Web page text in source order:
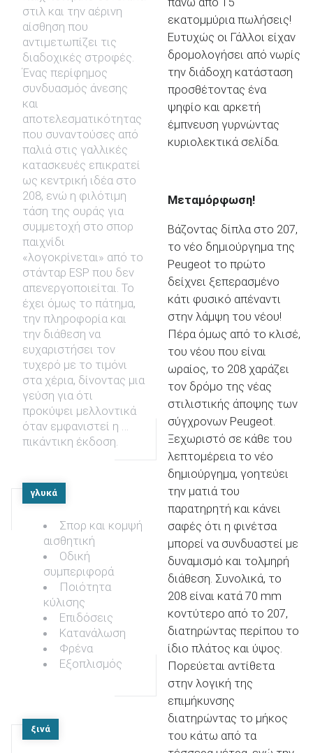
στιλ και την αέρινη
αίσθηση που
αντιμετωπίζει τις
διαδοχικές στροφές.
Ένας περίφημος
συνδυασμός άνεσης
και
αποτελεσματικότητας
που συναντούσες από
παλιά στις γαλλικές
κατασκευές επικρατεί
ως κεντρική ιδέα στο
208, ενώ η φιλότιμη
τάση της ουράς για
συμμετοχή στο σπορ
παιχνίδι
«λογοκρίνεται» από το
στάνταρ ESP που δεν
απενεργοποιείται. Το
έχει όμως το πάτημα,
την πληροφορία και
την διάθεση να
ευχαριστήσει τον
τυχερό με το τιμόνι
στα χέρια, δίνοντας μια
γεύση για ότι
προκύψει μελλοντικά
όταν εμφανιστεί η …
πικάντικη έκδοση.
γλυκά
Σπορ και κομψή
αισθητική
Οδική
συμπεριφορά
Ποιότητα
κύλισης
Επιδόσεις
Κατανάλωση
Φρένα
Εξοπλισμός
ξινά
εκατομμύρια πωλήσεις!
Ευτυχώς οι Γάλλοι είχαν
δρομολογήσει από νωρίς
την διάδοχη κατάσταση
προσθέτοντας ένα
ψηφίο και αρκετή
έμπνευση γυρνώντας
κυριολεκτικά σελίδα.
Μεταμόρφωση!
Βάζοντας δίπλα στο 207,
το νέο δημιούργημα της
Peugeot το πρώτο
δείχνει ξεπερασμένο
κάτι φυσικό απέναντι
στην λάμψη του νέου!
Πέρα όμως από το κλισέ,
του νέου που είναι
ωραίος, το 208 χαράζει
τον δρόμο της νέας
στιλιστικής άποψης των
σύγχρονων Peugeot.
Ξεχωριστό σε κάθε του
λεπτομέρεια το νέο
δημιούργημα, γοητεύει
την ματιά του
παρατηρητή και κάνει
σαφές ότι η φινέτσα
μπορεί να συνδυαστεί με
δυναμισμό και τολμηρή
διάθεση. Συνολικά, το
208 είναι κατά 70 mm
κοντύτερο από το 207,
διατηρώντας περίπου το
ίδιο πλάτος και ύψος.
Πορεύεται αντίθετα
στην λογική της
επιμήκυνσης
διατηρώντας το μήκος
του κάτω από τα